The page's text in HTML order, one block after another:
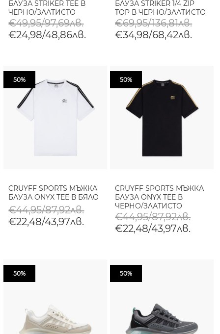
БЛУЗА STRIKER TEE В
ЧЕРНО/ЗЛАТИСТО
€49,95/97,69лв.
€24,98/48,86лв.
БЛУЗА STRIKER 1/4 ZIP
TOP В ЧЕРНО/ЗЛАТИСТО
€69,95/136,81лв.
€34,98/68,42лв.
50%
CRUYFF SPORTS МЪЖКА
БЛУЗА ONYX TEE В БЯЛО
€44,95/87,92лв.
€22,48/43,97лв.
50%
CRUYFF SPORTS МЪЖКА
БЛУЗА ONYX TEE В
ЧЕРНО/ЗЛАТИСТО
€44,95/87,92лв.
€22,48/43,97лв.
50% 50%